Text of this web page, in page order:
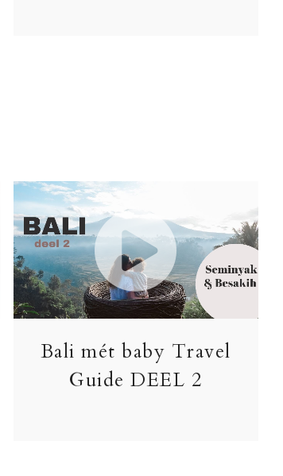
Bali mét baby Travel
Guide DEEL 2